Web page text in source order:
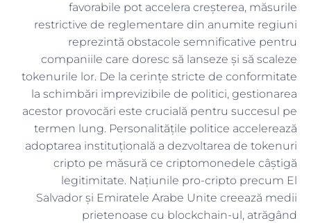
favorabile pot accelera creșterea, măsurile
restrictive de reglementare din anumite regiuni
reprezintă obstacole semnificative pentru
companiile care doresc să lanseze și să scaleze
tokenurile lor. De la cerințe stricte de conformitate
la schimbări imprevizibile de politici, gestionarea
acestor provocări este crucială pentru succesul pe
termen lung. Personalitățile politice accelerează
adoptarea instituțională a dezvoltarea de tokenuri
cripto pe măsură ce criptomonedele câștigă
legitimitate. Națiunile pro-cripto precum El
Salvador și Emiratele Arabe Unite creează medii
prietenoase cu blockchain-ul, atrăgând